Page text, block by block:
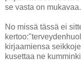
se vasta on mukavaa.
No missä tässä ei
kirjaamiensa
kusettaa ne